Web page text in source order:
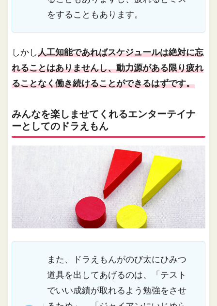
をすることもあります。
しかし人工知能であればスケジュールは絶対に忘
れることはありませんし、動力源がある限り疲れ
ることなく働き続けることができるはずです。
みんなを楽しませてくれるエンターテイナ
ーとしてのドラえもん
また、ドラえもんがのび太にひみつ
道具を出してあげるのは、「テスト
でいい成績が取れるよう勉強をさせ